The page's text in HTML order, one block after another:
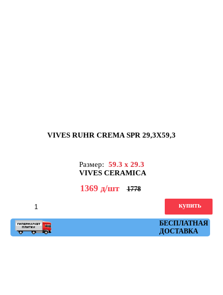
VIVES RUHR CREMA SPR 29,3X59,3
Размер:
59.3 x 29.3
VIVES CERAMICA
1369 д/шт 1778
БЕСПЛАТНАЯ
ДОСТАВКА
купить